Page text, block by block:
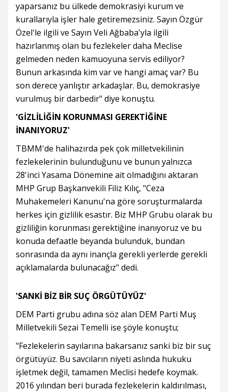
yaparsanız bu ülkede demokrasiyi kurum ve
kurallarıyla işler hale getiremezsiniz. Sayın Özgür
Özel'le ilgili ve Sayın Veli Ağbaba'yla ilgili
hazırlanmış olan bu fezlekeler daha Meclise
gelmeden neden kamuoyuna servis ediliyor?
Bunun arkasında kim var ve hangi amaç var? Bu
son derece yanlıştır arkadaşlar. Bu, demokrasiye
vurulmuş bir darbedir" diye konuştu.
'GİZLİLİĞİN KORUNMASI GEREKTİĞİNE
İNANIYORUZ'
TBMM'de halihazırda pek çok milletvekilinin
fezlekelerinin bulunduğunu ve bunun yalnızca
28'inci Yasama Dönemine ait olmadığını aktaran
MHP Grup Başkanvekili Filiz Kılıç, "Ceza
Muhakemeleri Kanunu'na göre soruşturmalarda
herkes için gizlilik esastır. Biz MHP Grubu olarak bu
gizliliğin korunması gerektiğine inanıyoruz ve bu
konuda defaatle beyanda bulunduk, bundan
sonrasında da aynı inançla gerekli yerlerde gerekli
açıklamalarda bulunacağız" dedi.
'SANKİ BİZ BİR SUÇ ÖRGÜTÜYÜZ'
DEM Parti grubu adına söz alan DEM Parti Muş
Milletvekili Sezai Temelli ise şöyle konuştu;
"Fezlekelerin sayılarına bakarsanız sanki biz bir suç
örgütüyüz. Bu savcıların niyeti aslında hukuku
işletmek değil, tamamen Meclisi hedefe koymak.
2016 yılından beri burada fezlekelerin kaldırılması,